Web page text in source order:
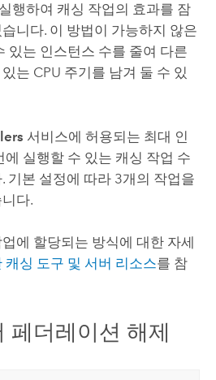
행하여 캐싱 작업의 효과를 잠
니다. 이 방법이 가능하지 않은
있는 인스턴스 수를 줄여 다른
는 CPU 주기를 남겨 둘 수 있
서비스에 허용되는 최대 인
실행할 수 있는 캐싱 작업 수
기본 설정에 따라 3개의 작업을
다.
에 할당되는 방식에 대한 자세
캐싱 도구 및 서버 리소스를 참
페더레이션 해제